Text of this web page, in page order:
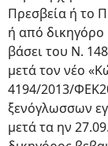
Πρεσβεία ή το
ή από δικηγόρο
βάσει του Ν.
μετά τον νέο
4194/2013/
ξενόγλωσσων
μετά τα ην